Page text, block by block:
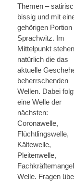
Themen –
bissig und mit
gehörigen Portion
Sprachwitz. Im
Mittelpunkt stehen
natürlich die das
aktuelle
beherrschenden
Wellen. Dabei
eine Welle der
nächsten:
Coronawelle,
Flüchtlingswelle,
Kältewelle,
Pleitenwelle,
Welle. Fragen